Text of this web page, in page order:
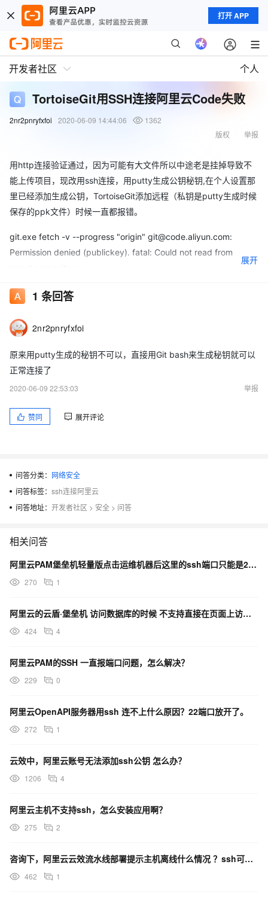
打开 APP
开发者社区 个人
TortoiseGit用SSH连接阿里云Code失败
2nr2pnryfxfoi 2020-06-09 14:44:06
1362
举报
版权
用http连接验证通过，因为可能有大文件所以中途老是挂掉导致不
能上传项目，现改用ssh连接，用putty生成公钥秘钥,在个人设置那
里已经添加生成公钥，TortoiseGit添加远程（私钥是putty生成时候
保存的ppk文件）时候一直都报错。
git.exe fetch -v --progress "origin" git@code.aliyun.com:
Permission denied (publickey). fatal: Could not read from
Please make sure you have the correct access rights and the
展开
1 条回答
2nr2pnryfxfoi
原来用putty生成的秘钥不可以，直接用Git bash来生成秘钥就可以
正常连接了
2020-06-09 22:53:03
举报
赞同 展开评论
问答分类： 网络安全
问答标签： ssh连接阿里云
问答地址： 开发者社区 > 安全 > 问答
相关问答
阿里云PAM堡垒机轻量版点击运维机器后这里的ssh端口只能是22吗？
270 1
阿里云的云盾·堡垒机 访问数据库的时候 不支持直接在页面上访问吗？为什么只显示通过ssh隧道链接？
424 4
阿里云PAM的SSH 一直报端口问题，怎么解决？
229 0
阿里云OpenAPI服务器用ssh 连不上什么原因？22端口放开了。
272 1
云效中，阿里云账号无法添加ssh公钥 怎么办？
1206 4
阿里云主机不支持ssh，怎么安装应用啊？
275 2
咨询下，阿里云云效流水线部署提示主机离线什么情况 ？ssh可以访问 ？
462 1